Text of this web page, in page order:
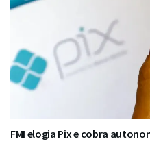
FMI elogia Pix e cobra